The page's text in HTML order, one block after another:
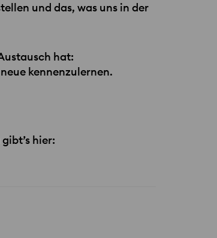
und das, was uns in der
hat:
kennenzulernen.
hier: